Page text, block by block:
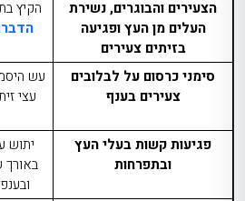
הצעירים והבוגרים, נשירת
העלים מן העץ ופגיעה
בזיתים צעירים
הקיץ
סימני כרסום על לבלובים
צעירים בענף
עש
פגיעות קשות בעלי העץ
ובתפרחות
יתוש